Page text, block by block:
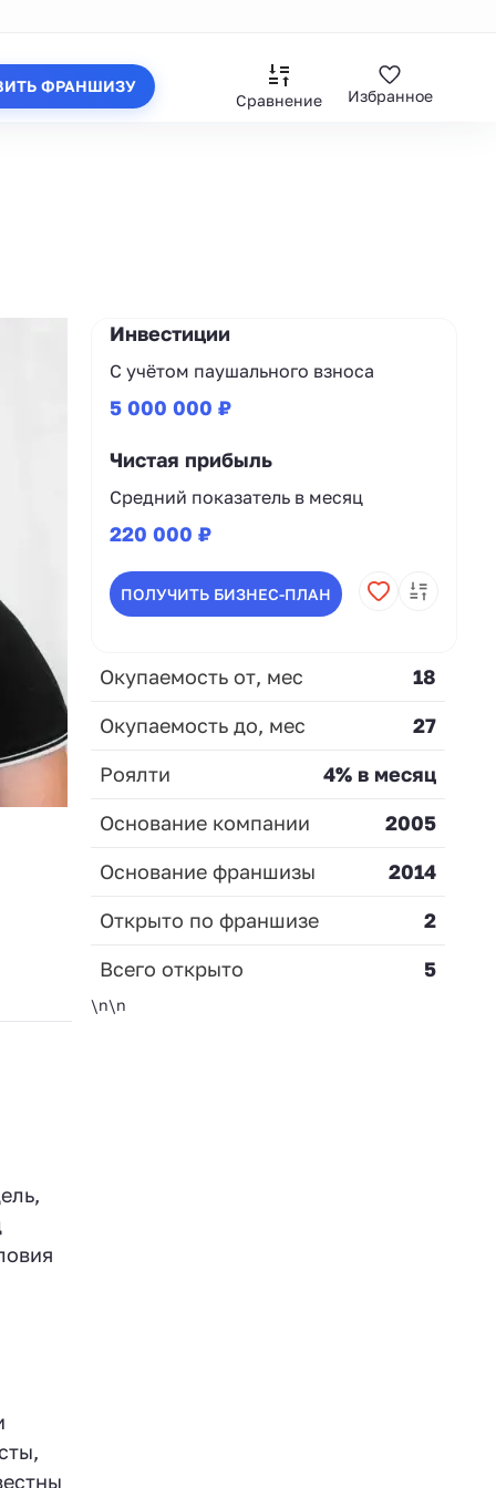
ФРАНШИЗУ
Сравнение Избранное
Инвестиции
С учётом паушального взноса
5 000 000 ₽
Чистая прибыль
Средний показатель в месяц
220 000 ₽
ПОЛУЧИТЬ БИЗНЕС-ПЛАН
Окупаемость от, мес
18
Окупаемость до, мес
27
Роялти
4% в месяц
Основание компании
2005
Основание франшизы
2014
Открыто по франшизе
2
Всего открыто
5
\n\n